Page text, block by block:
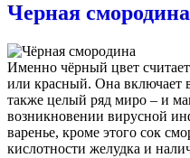
Черная смородина
Именно чёрный цвет
или красный. Она включает
также целый ряд миро – и
возникновении вирусной
варенье, кроме этого сок
кислотности желудка и